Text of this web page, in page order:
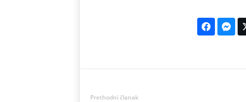
Prethodni članak